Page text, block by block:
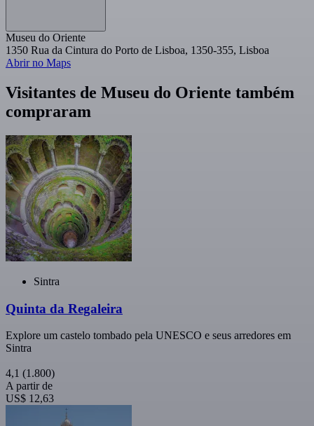
Museu do Oriente
1350 Rua da Cintura do Porto de Lisboa, 1350-355, Lisboa
Abrir no Maps
Visitantes de Museu do Oriente também
compraram
Sintra
Quinta da Regaleira
Explore um castelo tombado pela UNESCO e seus arredores em
Sintra
4,1 (1.800)
A partir de
US$ 12,63